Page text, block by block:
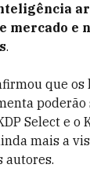
mercado e
.
que os
Select e o
mais a
autores.